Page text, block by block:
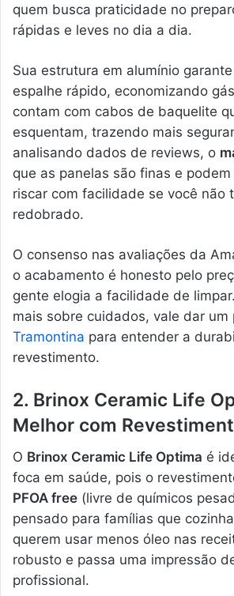
quem busca praticidade no
rápidas e leves no dia a dia.
Sua estrutura em alumínio
espalhe rápido, economizando
contam com cabos de baquelite
esquentam, trazendo mais
analisando dados de reviews, o
que as panelas são finas e
riscar com facilidade se você não
redobrado.
O consenso nas avaliações da
o acabamento é honesto pelo
gente elogia a facilidade de
mais sobre cuidados, vale dar um
Tramontina para entender a
revestimento.
2. Brinox Ceramic Life
Melhor com
O Brinox Ceramic Life Optima é
foca em saúde, pois o
PFOA free (livre de químicos
pensado para famílias que
querem usar menos óleo nas
robusto e passa uma impressão
profissional.